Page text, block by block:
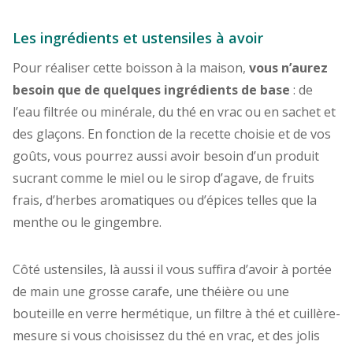
Les ingrédients et ustensiles à avoir
Pour réaliser cette boisson à la maison, vous n’aurez
besoin que de quelques ingrédients de base : de
l’eau filtrée ou minérale, du thé en vrac ou en sachet et
des glaçons. En fonction de la recette choisie et de vos
goûts, vous pourrez aussi avoir besoin d’un produit
sucrant comme le miel ou le sirop d’agave, de fruits
frais, d’herbes aromatiques ou d’épices telles que la
menthe ou le gingembre.
Côté ustensiles, là aussi il vous suffira d’avoir à portée
de main une grosse carafe, une théière ou une
bouteille en verre hermétique, un filtre à thé et cuillère-
mesure si vous choisissez du thé en vrac, et des jolis